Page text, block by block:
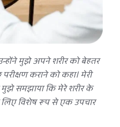
मुझे अपने शरीर को बेहतर
कराने को कहा। मेरी
मुझे समझाया कि मेरे शरीर के
लिए विशेष रूप से एक उपचार